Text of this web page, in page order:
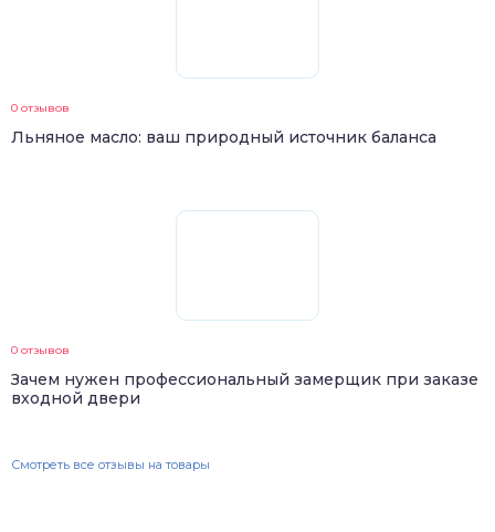
0 отзывов
Льняное масло: ваш природный источник баланса
0 отзывов
Зачем нужен профессиональный замерщик при заказе
входной двери
Смотреть все отзывы на товары